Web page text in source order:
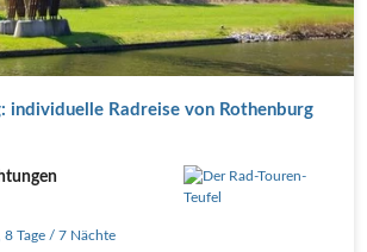
individuelle Radreise von Rothenburg
,8 Tage / 7 Nächte